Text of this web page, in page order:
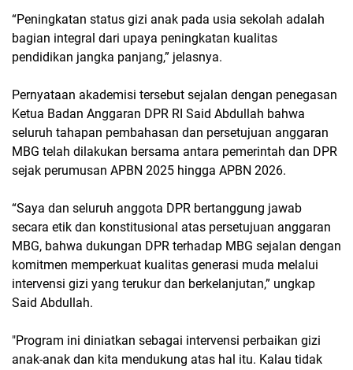
“Peningkatan status gizi anak pada usia sekolah adalah
bagian integral dari upaya peningkatan kualitas
pendidikan jangka panjang,” jelasnya.
Pernyataan akademisi tersebut sejalan dengan penegasan
Ketua Badan Anggaran DPR RI Said Abdullah bahwa
seluruh tahapan pembahasan dan persetujuan anggaran
MBG telah dilakukan bersama antara pemerintah dan DPR
sejak perumusan APBN 2025 hingga APBN 2026.
“Saya dan seluruh anggota DPR bertanggung jawab
secara etik dan konstitusional atas persetujuan anggaran
MBG, bahwa dukungan DPR terhadap MBG sejalan dengan
komitmen memperkuat kualitas generasi muda melalui
intervensi gizi yang terukur dan berkelanjutan,” ungkap
Said Abdullah.
"Program ini diniatkan sebagai intervensi perbaikan gizi
anak-anak dan kita mendukung atas hal itu. Kalau tidak